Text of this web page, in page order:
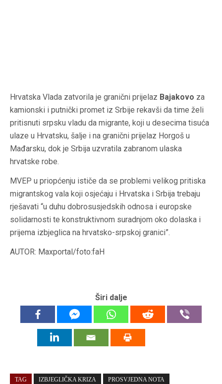
Hrvatska Vlada zatvorila je granični prijelaz Bajakovo za
kamionski i putnički promet iz Srbije rekavši da time želi
pritisnuti srpsku vladu da migrante, koji u desecima tisuća
ulaze u Hrvatsku, šalje i na granični prijelaz Horgoš u
Mađarsku, dok je Srbija uzvratila zabranom ulaska
hrvatske robe.
MVEP u priopćenju ističe da se problemi velikog pritiska
migrantskog vala koji osjećaju i Hrvatska i Srbija trebaju
rješavati “u duhu dobrosusjedskih odnosa i europske
solidarnosti te konstruktivnom suradnjom oko dolaska i
prijema izbjeglica na hrvatsko-srpskoj granici”.
AUTOR: Maxportal/foto:faH
Širi dalje
TAG IZBJEGLIČKA KRIZA PROSVJEDNA NOTA